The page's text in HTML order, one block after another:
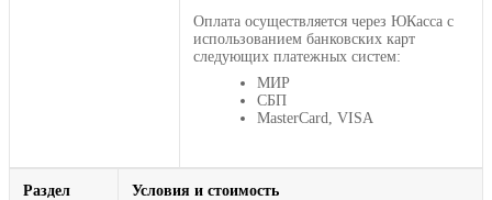
Оплата осуществляется через ЮКасса с
использованием банковских карт
следующих платежных систем:
МИР
СБП
MasterCard, VISA
Раздел Условия и стоимость